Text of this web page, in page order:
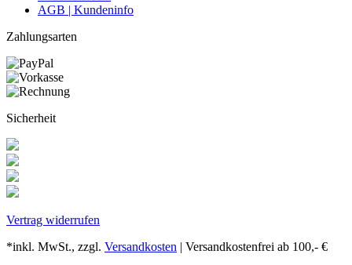
AGB | Kundeninfo
Zahlungsarten
Sicherheit
Vertrag widerrufen
*inkl. MwSt., zzgl. Versandkosten | Versandkostenfrei ab 100,- €